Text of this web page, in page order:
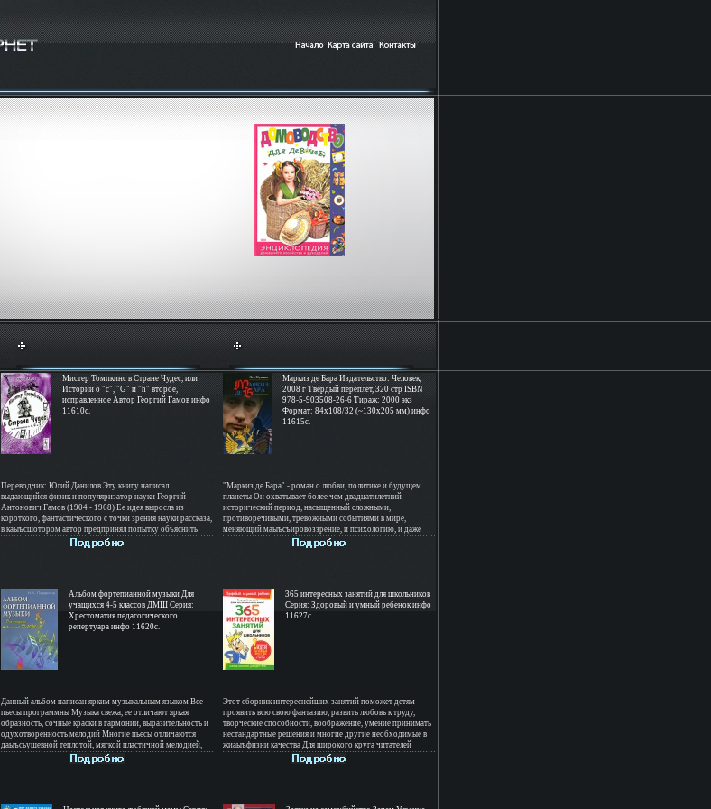
Мистер Томпкинс в Стране Чудес, или
Истории о "с", "G" и "h" второе,
исправленное Автор Георгий Гамов инфо
11610c.
Переводчик: Юлий Данилов Эту книгу написал
выдающийся физик и популяризатор науки Георгий
Антонович Гамов (1904 - 1968) Ее идея выросла из
короткого, фантастического с точки зрения науки рассказа,
в каыъсшотором автор предпринял попытку объяснить
доступно для неспециалиста основные идеи теории
искривленного пространства и расширяющейся Вселенной
героя - мистера Томпкинса, скромного банковского
служащего, интересующегося современной наукой Книга
предназначена для школьников, студентов и всех, кто
интересуется современными научными представлениями
Издание второе, исправленное Автор Георгий Гамов.
Альбом фортепианной музыки Для
учащихся 4-5 классов ДМШ Серия:
Хрестоматия педагогического
репертуара инфо 11620c.
Данный альбом написан ярким музыкальным языком Все
пьесы программны Музыка свежа, ее отличают яркая
образность, сочные краски в гармонии, выразительность и
одухотворенность мелодий Многие пьесы отличаются
даыъсьушевной теплотой, мягкой пластичной мелодией,
что воспитывает у детей взаимную теплоту, умение
чувствовать, слышать, а отсюда и владеть инструментом
Маркиз де Бара Издательство: Человек,
2008 г Твердый переплет, 320 стр ISBN
978-5-903508-26-6 Тираж: 2000 экз
Формат: 84x108/32 (~130х205 мм) инфо
11615c.
"Маркиз де Бара" - роман о любви, политике и будущем
планеты Он охватывает более чем двадцатилетний
исторический период, насыщенный сложными,
противоречивыми, тревожными событиями в мире,
меняющий маыъсъировоззрение, и психологию, и даже
нравственный облик людей, в том числе и больших
политиков В книге интересно повествуется о многих
откровенностью самые актуальные проблемы
современности, вызовы времени В полном объеме
произведение издается впервые, это не только пост-модерн,
но и оригинальный своеобразный прорыв в жанре
художественной публицистике Книга рассчитана на
умного, мыслящего читателя Автор Лев Нуждин.
365 интересных занятий для школьников
Серия: Здоровый и умный ребенок инфо
11627c.
Этот сборник интереснейших занятий поможет детям
проявить всю свою фантазию, развить любовь к труду,
творческие способности, воображение, умение принимать
нестандартные решения и многие другие необходимые в
жиаыъфнзни качества Для широкого круга читателей
Авторы Шейла Эллисон Sheila Ellison Джудит Грей Judith